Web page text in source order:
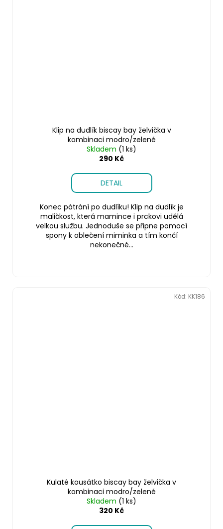
Klip na dudlík biscay bay želvička v
kombinaci modro/zelené
Skladem (1 ks)
290 Kč
DETAIL
Konec pátrání po dudlíku! Klip na dudlík je
maličkost, která mamince i prckovi udělá
velkou službu. Jednoduše se připne pomocí
spony k oblečení miminka a tím končí
nekonečné...
Kulaté kousátko biscay bay želvička v
kombinaci modro/zelené
Skladem (1 ks)
320 Kč
Kód: KK186